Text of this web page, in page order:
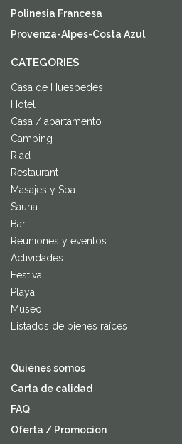
Polinesia Francesa
Provenza-Alpes-Costa Azul
CATEGORIES
Casa de Huespedes
Hotel
Casa / apartamento
Camping
Riad
Restaurant
Masajes y Spa
Sauna
Bar
Reuniones y eventos
Actividades
Festival
Playa
Museo
Listados de bienes raíces
Quiènes somos
Carta de calidad
FAQ
Oferta / Promocion